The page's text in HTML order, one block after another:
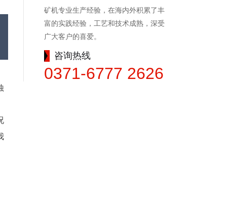
矿机专业生产经验，在海内外积累了丰
富的实践经验，工艺和技术成熟，深受
广大客户的喜爱。
咨询热线
0371-6777 2626